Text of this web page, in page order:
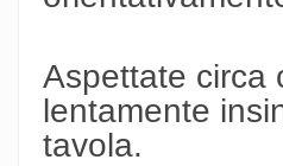
Aspettate circa
lentamente
tavola.